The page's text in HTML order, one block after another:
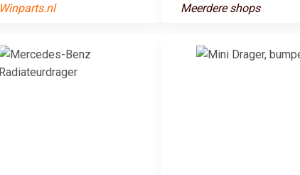
Winparts.nl Meerdere shops